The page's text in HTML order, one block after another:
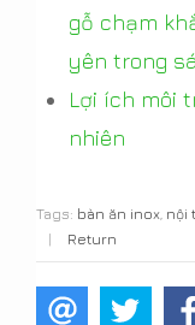
gỗ chạm
yên trong
Lợi ích môi
nhiên
Tags: bàn ăn inox, nội
|
Return